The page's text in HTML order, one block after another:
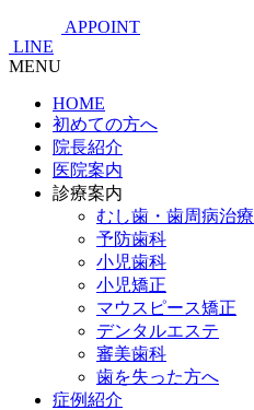
APPOINT
LINE
MENU
HOME
初めての方へ
院長紹介
医院案内
診療案内
むし歯・歯周病治療
予防歯科
小児歯科
小児矯正
マウスピース矯正
デンタルエステ
審美歯科
歯を失った方へ
症例紹介